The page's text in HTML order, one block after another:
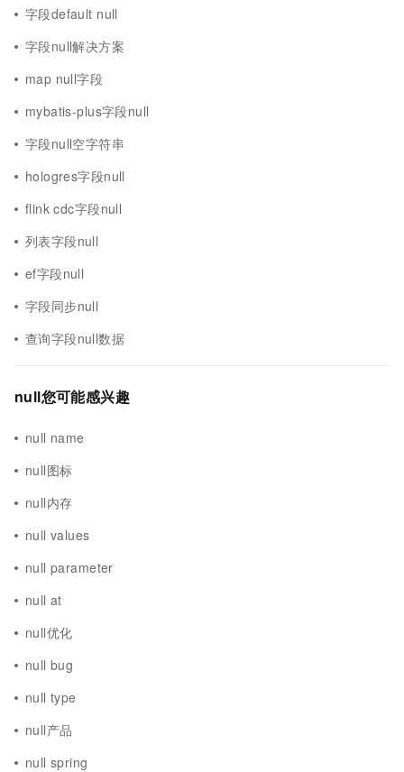
字段default null
字段null解决方案
map null字段
mybatis-plus字段null
字段null空字符串
hologres字段null
flink cdc字段null
列表字段null
ef字段null
字段同步null
查询字段null数据
null您可能感兴趣
null name
null图标
null内存
null values
null parameter
null at
null优化
null bug
null type
null产品
null spring